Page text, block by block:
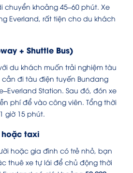
chuyển khoảng 45–60 phút. Xe
Everland, rất tiện cho du khách
+ Shuttle Bus)
du khách muốn trải nghiệm tàu
cần đi tàu điện tuyến Bundang
Station. Sau đó, đón xe
phí để vào công viên. Tổng thời
giờ 15 phút.
hoặc taxi
hoặc gia đình có trẻ nhỏ, bạn
thuê xe tự lái để chủ động thời